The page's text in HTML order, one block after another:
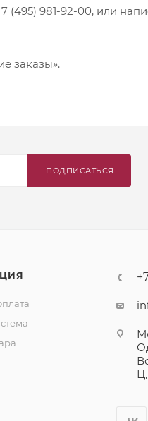
(495) 981-92-00, или
заказы».
ПОДПИСАТЬСЯ